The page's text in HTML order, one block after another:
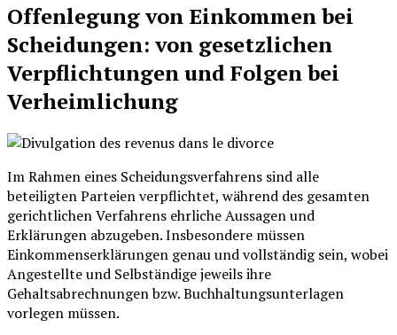
Offenlegung von Einkommen bei
Scheidungen: von gesetzlichen
Verpflichtungen und Folgen bei
Verheimlichung
Im Rahmen eines Scheidungsverfahrens sind alle
beteiligten Parteien verpflichtet, während des gesamten
gerichtlichen Verfahrens ehrliche Aussagen und
Erklärungen abzugeben. Insbesondere müssen
Einkommenserklärungen genau und vollständig sein, wobei
Angestellte und Selbständige jeweils ihre
Gehaltsabrechnungen bzw. Buchhaltungsunterlagen
vorlegen müssen.